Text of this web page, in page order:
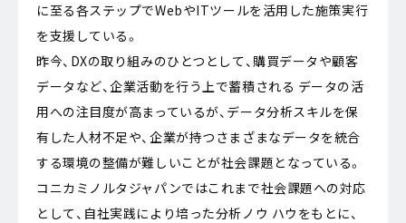
に至る各ステップでWebやITツールを活用した施策実行
を支援している。
昨今、DXの取り組みのひとつとして、購買データや顧客
データなど、企業活動を行う上で蓄積される データの活
用への注目度が高まっているが、データ分析スキルを保
有した人材不足や、企業が持つさまざまなデータを統合
する環境の整備が難しいことが社会課題となっている。
コニカミノルタジャパンではこれまで社会課題への対応
として、自社実践により培った分析ノウ ハウをもとに、